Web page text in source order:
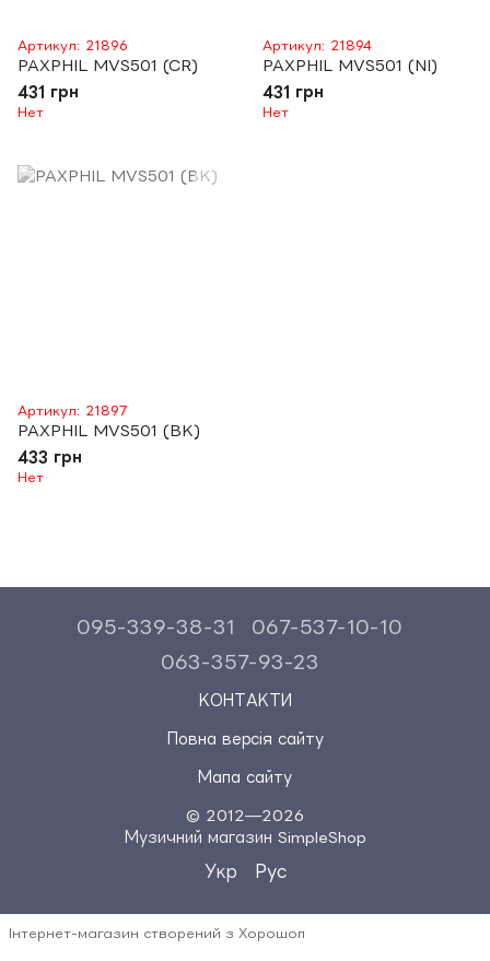
Артикул: 21896
PAXPHIL MVS501 (CR)
431 грн
Нет
Артикул: 21894
PAXPHIL MVS501 (NI)
431 грн
Нет
Артикул: 21897
PAXPHIL MVS501 (BK)
433 грн
Нет
095-339-38-31
067-537-10-10
063-357-93-23
КОНТАКТИ
Повна версія сайту
Мапа сайту
© 2012—2026
Музичний магазин SimpleShop
Укр Рус
Інтернет-магазин створений з Хорошоп